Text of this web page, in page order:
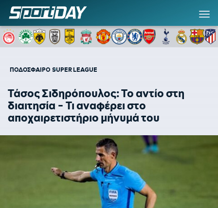
ΠΟΔΟΣΦΑΙΡΟ SUPER LEAGUE
Τάσος Σιδηρόπουλος: Το αντίο στη
διαιτησία - Τι αναφέρει στο
αποχαιρετιστήριο μήνυμά του